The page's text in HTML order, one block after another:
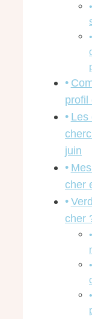
profil
Les
juin
cher
cher